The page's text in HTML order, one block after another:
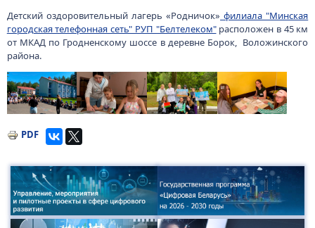
Детский оздоровительный лагерь «Родничок» филиала "Минская
городская телефонная сеть" РУП "Белтелеком"расположен в 45 км
от МКАД по Гродненскому шоссе в деревне Борок, Воложинского
района.
Изображение Изображение Изображение Изображение
PDF